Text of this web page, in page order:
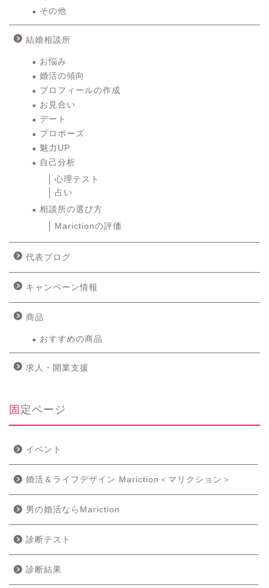
その他
結婚相談所
お悩み
婚活の傾向
プロフィールの作成
お見合い
デート
プロポーズ
魅力UP
自己分析
心理テスト
占い
相談所の選び方
Marictionの評価
代表ブログ
キャンペーン情報
商品
おすすめの商品
求人・開業支援
固定ページ
イベント
婚活＆ライフデザイン Mariction＜マリクション＞
男の婚活ならMariction
診断テスト
診断結果